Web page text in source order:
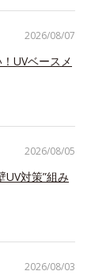
UVベースメ
2026/08/07
UV対策”組み
2026/08/05
2026/08/03